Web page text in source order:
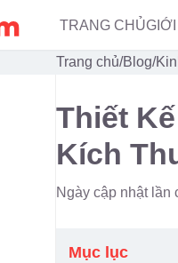
TRANG CHỦ
Trang chủ/Blog/
Thiết
Kích
Ngày cập nhật lần
Mục lục